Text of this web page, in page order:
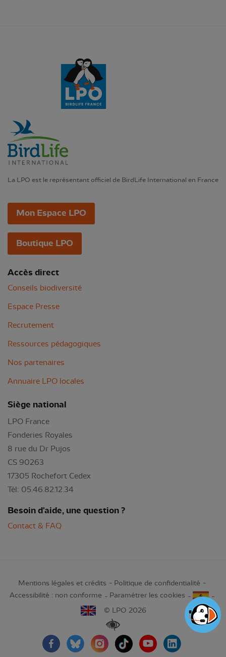
La LPO est le représentant officiel de BirdLife International en France
Mon Espace LPO
Boutique LPO
Accès direct
Conseils biodiversité
Espace Presse
Recrutement
Ressources pédagogiques
Nos partenaires
Annuaire LPO locales
Siège national
LPO France
Fonderies Royales
8 rue du Dr Pujos
CS 90263
17305 Rochefort Cedex
Tél: 05.46.82.12.34
Besoin d'aide, une question ?
Contact & FAQ
Mentions légales et crédits
Politique de confidentialité
Accessibilité : non conforme
Paramétrer les cookies
© LPO 2026
Renforcer les contrastes